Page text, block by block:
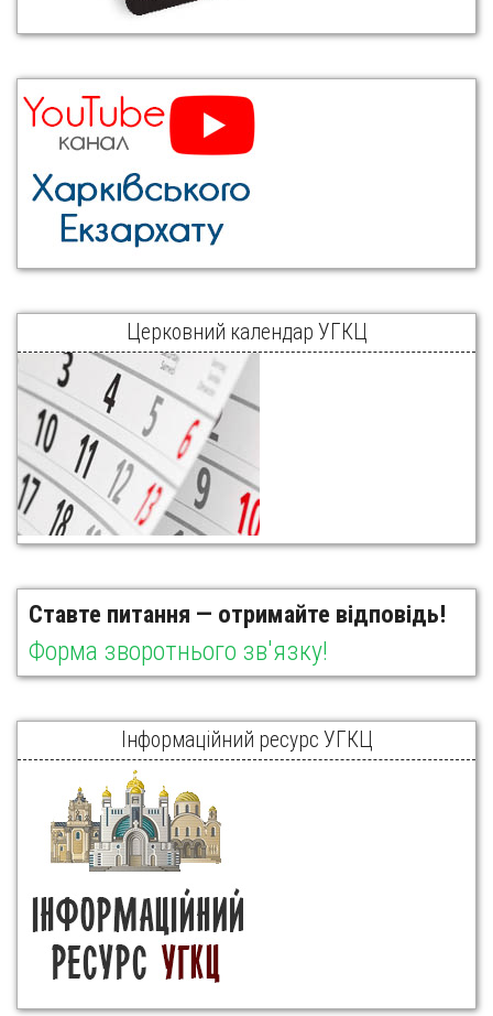
Церковний календар УГКЦ
Ставте питання — отримайте відповідь!
Форма зворотнього зв'язку!
Інформаційний ресурс УГКЦ